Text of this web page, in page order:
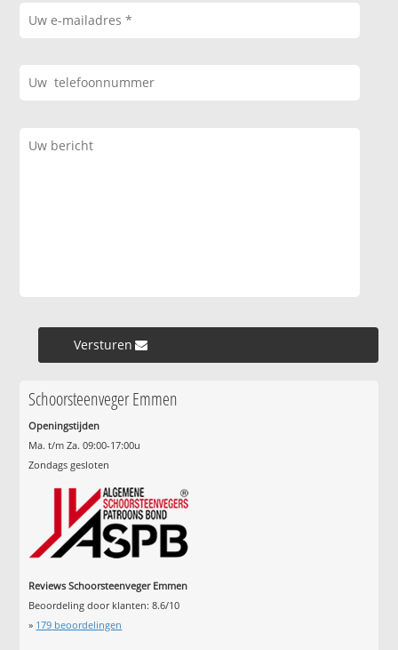
Versturen »
Schoorsteenveger Emmen
Openingstijden
Ma. t/m Za. 09:00-17:00u
Zondags gesloten
Reviews Schoorsteenveger Emmen
Beoordeling door klanten:8.6/10
» 179 beoordelingen